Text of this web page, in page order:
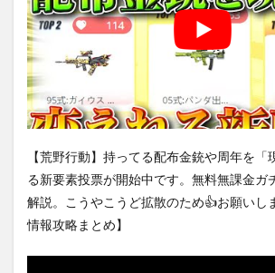
【荒野行動】持ってる配布金銃や周年を「
る新要素投票が開始中です。無料無課金ガ
解説。こうやこうど拡散のため👍お願いし
情報攻略まとめ】